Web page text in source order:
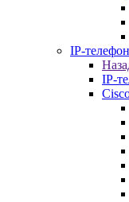
IP-
IP-